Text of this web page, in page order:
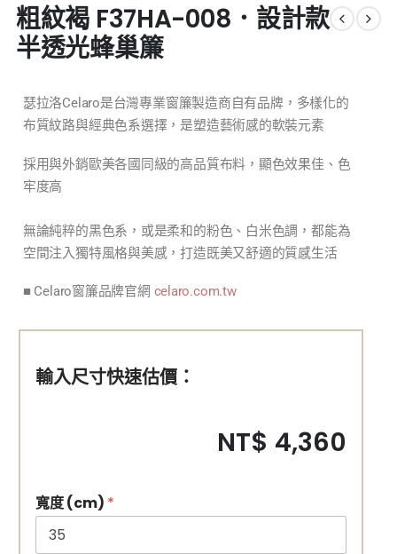
粗紋褐 F37HA-008．設計款
半透光蜂巢簾
瑟拉洛Celaro是台灣專業窗簾製造商自有品牌，多樣化的
布質紋路與經典色系選擇，是塑造藝術感的軟裝元素
採用與外銷歐美各國同級的高品質布料，顯色效果佳、色
牢度高
無論純粹的黑色系，或是柔和的粉色、白米色調，都能為
空間注入獨特風格與美感，打造既美又舒適的質感生活
■ Celaro窗簾品牌官網 celaro.com.tw
輸入尺寸快速估價：
NT$ 4,360
寬度 (cm) *